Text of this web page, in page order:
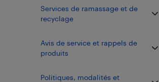
Services de ramassage et de
recyclage
Avis de service et rappels de
produits
​Politiques, modalités et